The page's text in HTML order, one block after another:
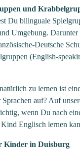
und
Du bilinguale
Umgebung.
Deutsche
(English-
zu lernen ist
auf? Auf
wenn Du nach
Englisch lernen
Kinder in Duisburg